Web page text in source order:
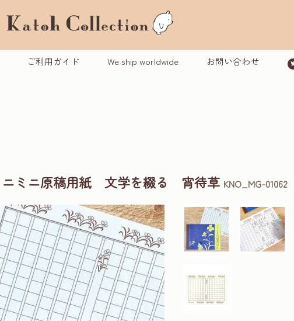
ご利用ガイド We ship worldwide お問い合わせ
ニミニ原稿用紙 文学を綴る 宵待草 KNO_MG-01062